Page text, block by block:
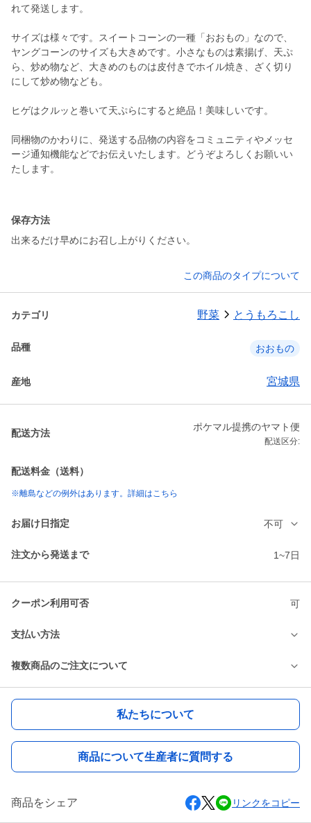
れて発送します。
サイズは様々です。スイートコーンの一種「おおもの」なので、
ヤングコーンのサイズも大きめです。小さなものは素揚げ、天ぷ
ら、炒め物など、大きめのものは皮付きでホイル焼き、ざく切り
にして炒め物なども。
ヒゲはクルッと巻いて天ぷらにすると絶品！美味しいです。
同梱物のかわりに、発送する品物の内容をコミュニティやメッセ
ージ通知機能などでお伝えいたします。どうぞよろしくお願いい
たします。
保存方法
出来るだけ早めにお召し上がりください。
この商品のタイプについて
カテゴリ 野菜 とうもろこし
品種 おおもの
産地 宮城県
配送方法
ポケマル提携のヤマト便
配送区分:
配送料金（送料）
※離島などの例外はあります。詳細はこちら
お届け日指定 不可
注文から発送まで 1~7日
クーポン利用可否 可
支払い方法
複数商品のご注文について
私たちについて
商品について生産者に質問する
商品をシェア リンクをコピー